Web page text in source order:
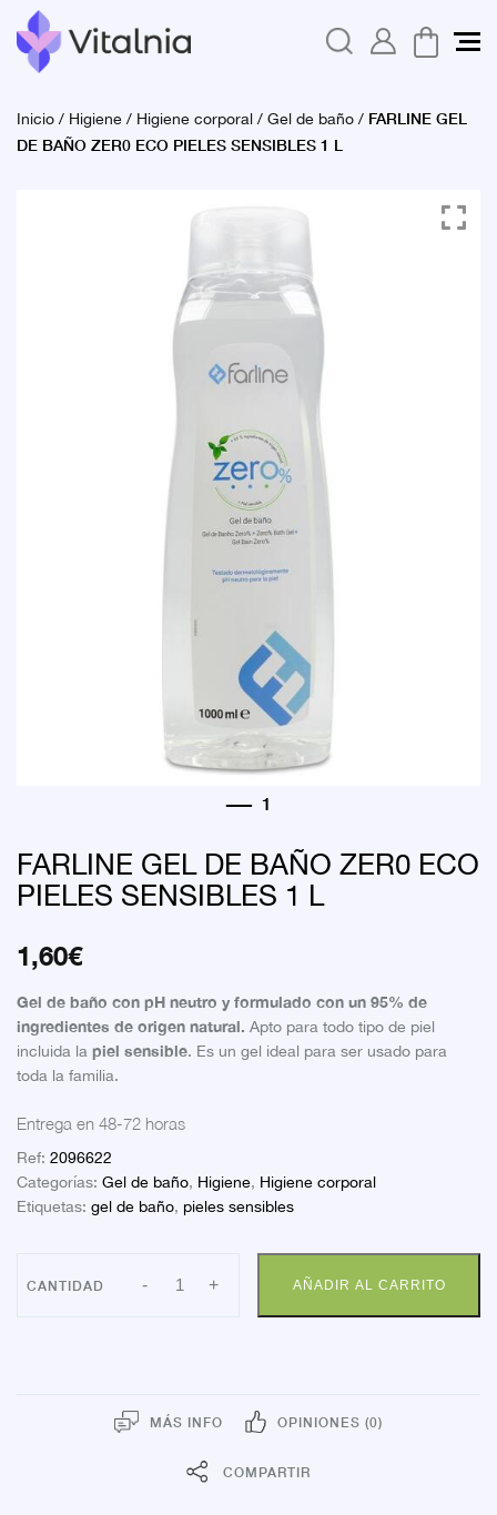
Inicio/ Higiene/ Higiene corporal/Gel de baño/ FARLINE GEL
DE BAÑO ZER0 ECO PIELES SENSIBLES 1 L
FARLINE GEL DE BAÑO ZER0 ECO
PIELES SENSIBLES 1 L
1,60€
Gel de baño con pH neutro y formulado con un 95% de
ingredientes de origen natural. Apto para todo tipo de piel
incluida lapiel sensible. Es un gel ideal para ser usado para
toda la familia.
Entrega en 48-72 horas
Ref: 2096622
Categorías: Gel de baño, Higiene, Higiene corporal
Etiquetas: gel de baño, pieles sensibles
- FARLINE
GEL
1
L
+ AÑADIR AL CARRITO
MÁS INFO OPINIONES (0)
COMPARTIR